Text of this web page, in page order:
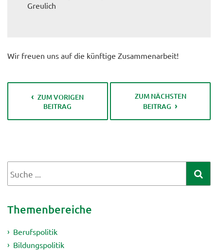
Greulich
Wir freuen uns auf die künftige Zusammenarbeit!
ZUM VORIGEN
BEITRAG
ZUM NÄCHSTEN
BEITRAG
Themenbereiche
Berufspolitik
Bildungspolitik